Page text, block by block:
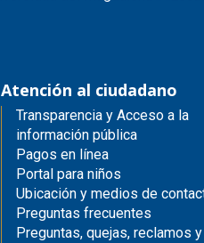
Atención al ciudadano
Transparencia y Acceso a la
información pública
Pagos en línea
Portal para niños
Ubicación y medios de
Preguntas frecuentes
Preguntas, quejas, reclamos y